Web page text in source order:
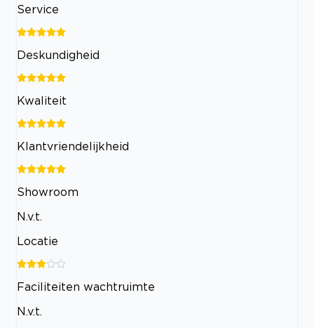
Service
Deskundigheid
Kwaliteit
Klantvriendelijkheid
Showroom
N.v.t.
Locatie
Faciliteiten wachtruimte
N.v.t.